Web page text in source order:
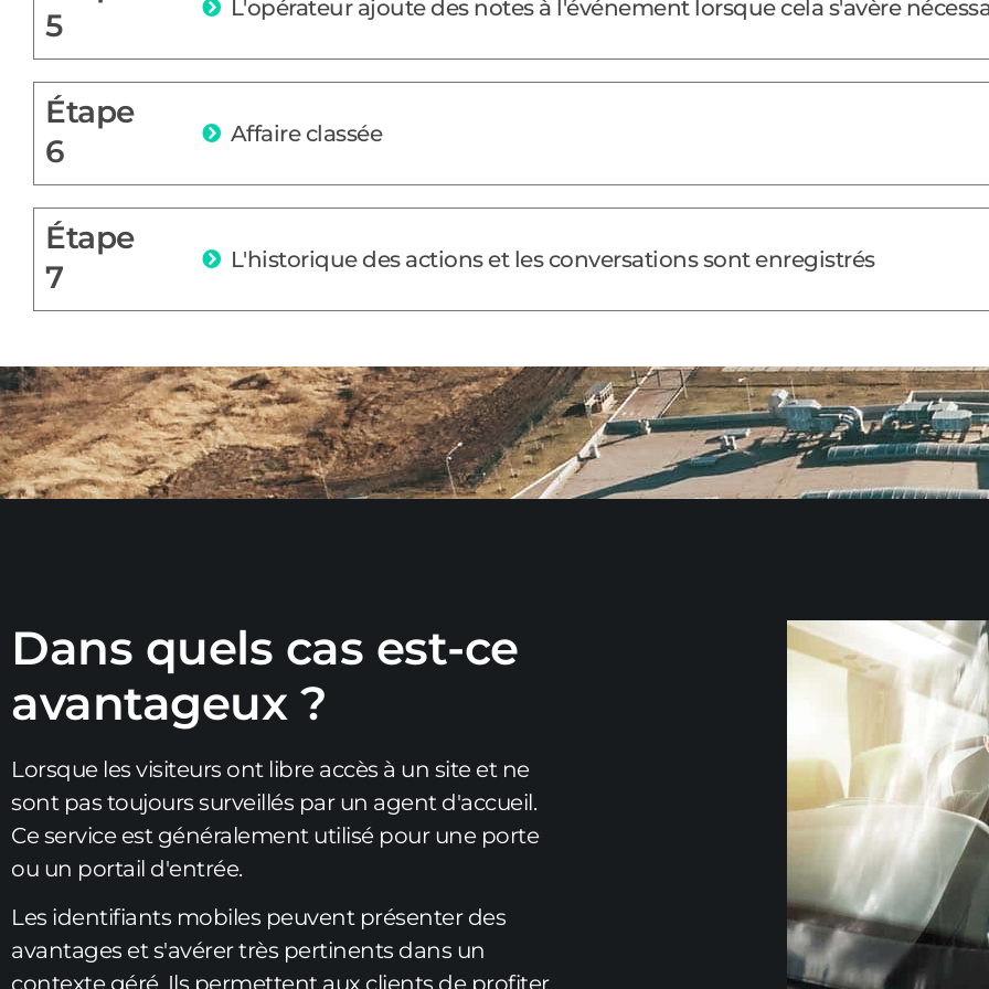
5
L'opérateur ajoute des notes à l'événement lorsque cela s'avère
Étape
6
Affaire classée
Étape
7
L'historique des actions et les conversations sont enregistrés
Dans quels cas est-ce
avantageux ?
Lorsque les visiteurs ont libre accès à un site et ne
sont pas toujours surveillés par un agent d'accueil.
Ce service est généralement utilisé pour une porte
ou un portail d'entrée.
Les identifiants mobiles peuvent présenter des
avantages et s'avérer très pertinents dans un